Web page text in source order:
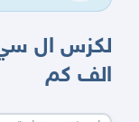
الف كم